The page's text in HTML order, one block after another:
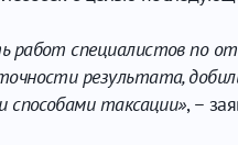
специалистов по
результата,
способами таксации», –